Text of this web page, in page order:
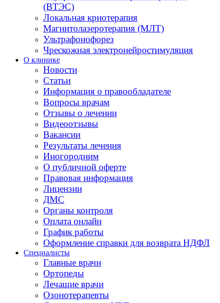
(ВТЭС)
Локальная криотерапия
Магнитолазеротерапия (МЛТ)
Ультрафонофорез
Чрескожная электронейростимуляция
О клинике
Новости
Статьи
Информация о правообладателе
Вопросы врачам
Отзывы о лечении
Видеоотзывы
Вакансии
Результаты лечения
Иногородним
О публичной оферте
Правовая информация
Лицензии
ДМС
Органы контроля
Оплата онлайн
График работы
Оформление справки для возврата НДФЛ
Специалисты
Главные врачи
Ортопеды
Лечащие врачи
Озонотерапевты